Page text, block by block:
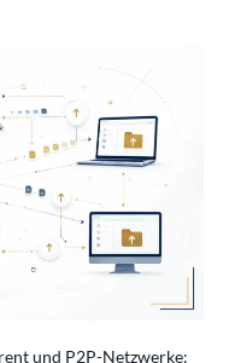
und P2P-Netzwerke: